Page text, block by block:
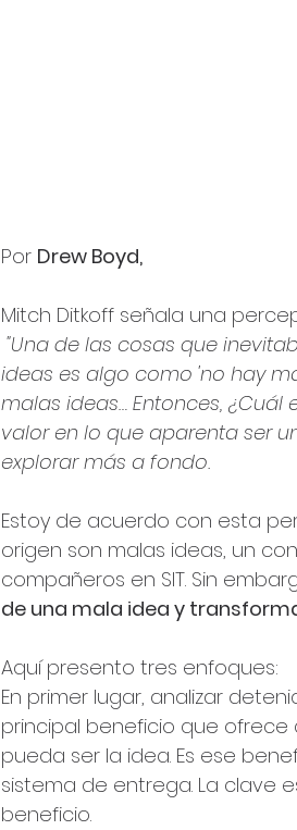
Por Drew Boyd,
Mitch Ditkoff señala una
"Una de las cosas que
ideas es algo como 'no hay
malas ideas… Entonces,
valor en lo que aparenta ser
explorar más a fondo.
Estoy de acuerdo con esta
origen son malas ideas, un
compañeros en SIT. Sin
de una mala idea y
Aquí presento tres enfoques:
En primer lugar, analizar
principal beneficio que
pueda ser la idea. Es ese
sistema de entrega. La clave
beneficio.